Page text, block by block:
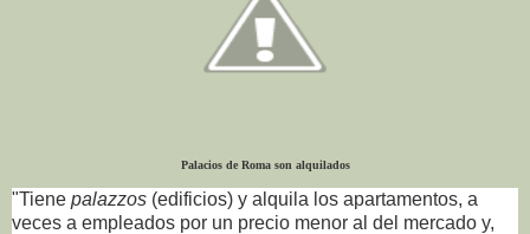
Palacios de Roma son alquilados
"Tiene palazzos (edificios) y alquila los apartamentos, a
veces a empleados por un precio menor al del mercado y,